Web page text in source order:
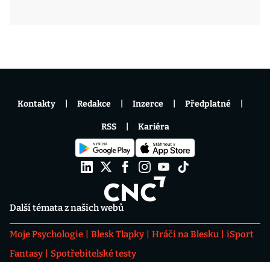
Další témata z našich webů
Moje Psychologie Blesk Tlapky Hráči na Blesku
iSport
Fantasy
Spotřebitelské testy
Kontakty Redakce Inzerce Předplatné
RSS Kariéra